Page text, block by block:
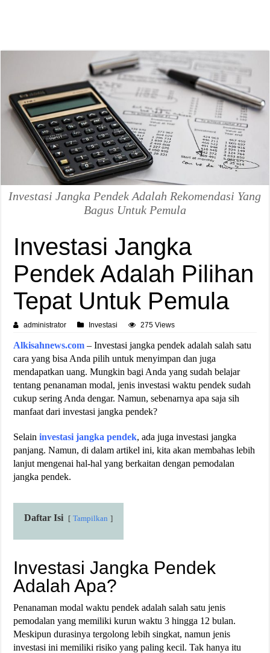
Investasi Jangka Pendek Adalah Rekomendasi Yang
Bagus Untuk Pemula
Investasi Jangka
Pendek Adalah Pilihan
Tepat Untuk Pemula
administrator Investasi 275 Views
Alkisahnews.com – Investasi jangka pendek adalah salah satu
cara yang bisa Anda pilih untuk menyimpan dan juga
mendapatkan uang. Mungkin bagi Anda yang sudah belajar
tentang penanaman modal, jenis investasi waktu pendek sudah
cukup sering Anda dengar. Namun, sebenarnya apa saja sih
manfaat dari investasi jangka pendek?
Selaininvestasi jangka pendek, ada juga investasi jangka
panjang. Namun, di dalam artikel ini, kita akan membahas lebih
lanjut mengenai hal-hal yang berkaitan dengan pemodalan
jangka pendek.
Daftar Isi Tampilkan
Investasi Jangka Pendek
Adalah Apa?
Penanaman modal waktu pendek adalah salah satu jenis
pemodalan yang memiliki kurun waktu 3 hingga 12 bulan.
Meskipun durasinya tergolong lebih singkat, namun jenis
investasi ini memiliki risiko yang paling kecil. Tak hanya itu